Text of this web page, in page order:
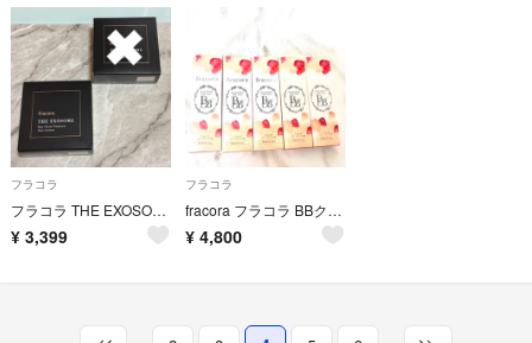
フラコラ
フラコラ THE EXOSOME デイカバーエッセンス メッシュコンパクト
¥ 3,399
フラコラ
fracora フラコラ BBクリーム ライトベージュ 5個セット
¥ 4,800